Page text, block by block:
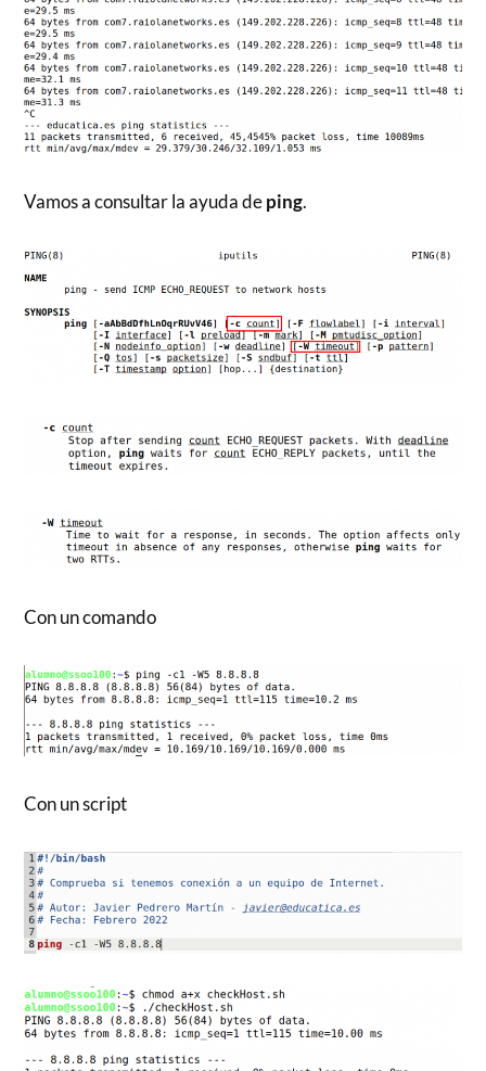
Vamos a consultar la ayuda deping.
Con un comando
Con un script